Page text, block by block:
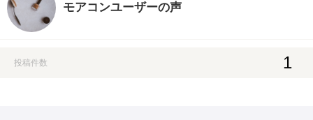
モアコンユーザーの声
投稿件数 1